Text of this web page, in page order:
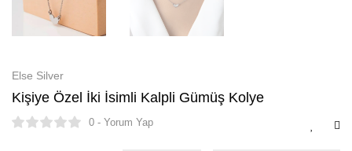
Else Silver
Kişiye Özel İki İsimli Kalpli Gümüş Kolye
0 - Yorum Yap